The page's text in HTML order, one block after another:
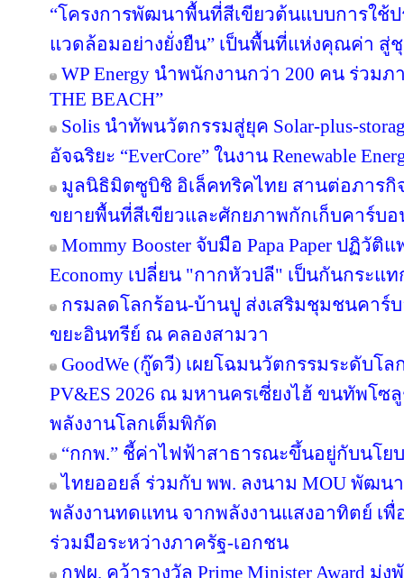
“โครงการพัฒนาพื้นที่สีเขียวต้นแบบการใช้
แวดล้อมอย่างยั่งยืน” เป็นพื้นที่แห่งคุณค่า สู่
WP Energy นำพนักงานกว่า 200 คน ร่วมภ
THE BEACH”
Solis นำทัพนวัตกรรมสู่ยุค Solar-plus-
อัจฉริยะ “EverCore” ในงาน Renewable
มูลนิธิมิตซูบิชิ อิเล็คทริคไทย สานต่อภาร
ขยายพื้นที่สีเขียวและศักยภาพกักเก็บคาร์บอ
Mommy Booster จับมือ Papa Paper ปฏิวัติ
Economy เปลี่ยน "กากหัวปลี" เป็นกันกระแ
กรมลดโลกร้อน-บ้านปู ส่งเสริมชุมชนคาร์
ขยะอินทรีย์ ณ คลองสามวา
GoodWe (กู๊ดวี) เผยโฉมนวัตกรรมระดับโล
PV&ES 2026 ณ มหานครเซี่ยงไฮ้ ขนทัพโ
พลังงานโลกเต็มพิกัด
“กกพ.” ชี้ค่าไฟฟ้าสาธารณะขึ้นอยู่กับนโย
ไทยออยล์ ร่วมกับ พพ. ลงนาม MOU พัฒนา
พลังงานทดแทน จากพลังงานแสงอาทิตย์ เพื่
ร่วมมือระหว่างภาครัฐ-เอกชน
กฟผ. คว้ารางวัล Prime Minister Award มุ่